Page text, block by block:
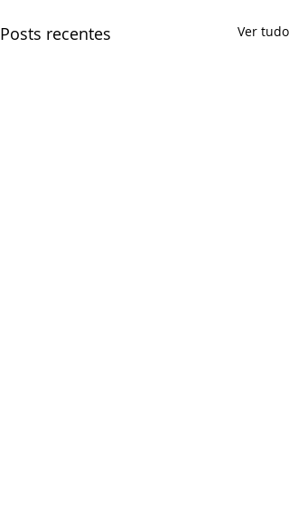
Posts recentes Ver tudo